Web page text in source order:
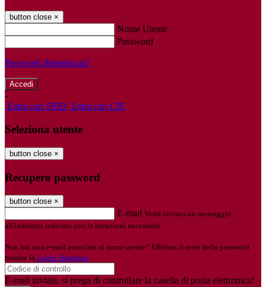
button close ×
Nome Utente
Password
Password dimenticata?
-
Entra con SPID Entra con CIE
Seleziona utente
button close ×
Recupero password
button close ×
E-mail Verrà inviato un messaggio
all'indirizzo indicato con le istruzioni necessarie.
Non hai una e-mail associata al nome utente? Effettua il reset della password
tramite la Login Spaggiari
E-mail inviata, si prega di controllare la casella di posta elettronica!